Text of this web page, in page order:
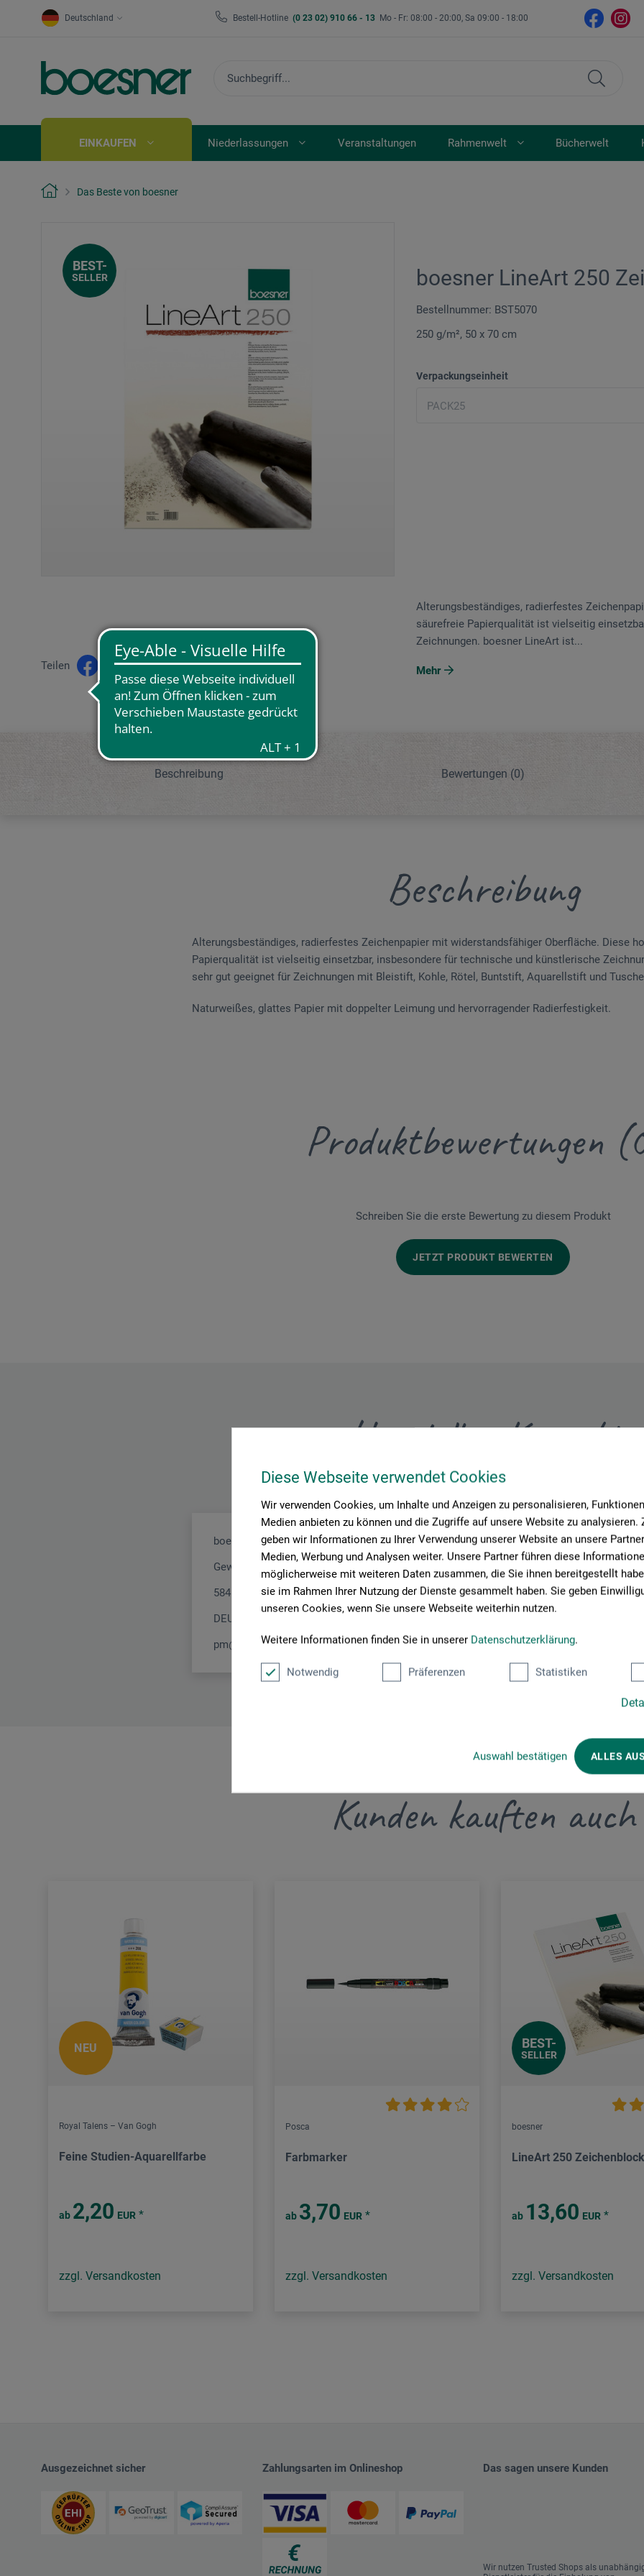
Diese Webseite verwendet Cookies
Wir verwenden Cookies, um Inhalte und Anzeigen zu personalisieren,
Medien anbieten zu können und die Zugriffe auf unsere Website zu analysieren.
geben wir Informationen zu Ihrer Verwendung unserer Website an unsere
Medien, Werbung und Analysen weiter. Unsere Partner führen diese
möglicherweise mit weiteren Daten zusammen, die Sie ihnen bereitgestellt
sie im Rahmen Ihrer Nutzung der Dienste gesammelt haben. Sie geben
unseren Cookies, wenn Sie unsere Webseite weiterhin nutzen.
Weitere Informationen finden Sie in unserer Datenschutzerklärung.
Notwendig Präferenzen Statistiken
Auswahl bestätigen ALLES
Deutschland Bestell-Hotline (0 23 02) 910 66 - 13 Mo - Fr: 08:00 - 20:00, Sa 09:00 - 18:00
EINKAUFEN Niederlassungen Veranstaltungen Rahmenwelt Bücherwelt
Das Beste von boesner
boesner LineArt 250
Bestellnummer: BST5070
250 g/m², 50 x 70 cm
BEST-
SELLER
Verpackungseinheit
Teilen
Alterungsbeständiges, radierfestes
säurefreie Papierqualität ist vielseitig
Zeichnungen. boesner LineArt ist...
Mehr
Beschreibung Bewertungen (0)
Beschreibung
Alterungsbeständiges, radierfestes Zeichenpapier mit widerstandsfähiger Oberfläche. Diese
Papierqualität ist vielseitig einsetzbar, insbesondere für technische und künstlerische
sehr gut geeignet für Zeichnungen mit Bleistift, Kohle, Rötel, Buntstift, Aquarellstift und
Naturweißes, glattes Papier mit doppelter Leimung und hervorragender Radierfestigkeit.
Produktbewertungen
Schreiben Sie die erste Bewertung zu diesem Produkt
JETZT PRODUKT BEWERTEN
Hersteller-Kontakt
boesner GmbH holding + innovations
Gewerkenstr. 2
58456 Witten
DEUTSCHLAND
pm@boesner.com
Kunden kauften auch
NEU
Royal Talens – Van Gogh
Feine Studien-Aquarellfarbe
ab 2,20 EUR *
zzgl. Versandkosten
Posca
Farbmarker
ab 3,70 EUR *
zzgl. Versandkosten
BEST-
SELLER
boesner
LineArt 250 Zeichenblock
ab 13,60 EUR *
zzgl. Versandkosten
Ausgezeichnet sicher Zahlungsarten im Onlineshop Das sagen unsere Kunden
Wir nutzen Trusted Shops als